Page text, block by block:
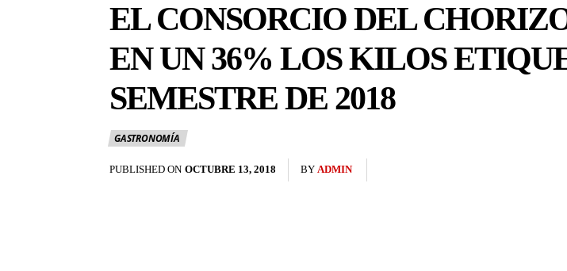
EL CONSORCIO DEL
EN UN 36% LOS KILOS
SEMESTRE DE 2018
GASTRONOMÍA
PUBLISHED ON OCTUBRE 13, 2018 BY ADMIN